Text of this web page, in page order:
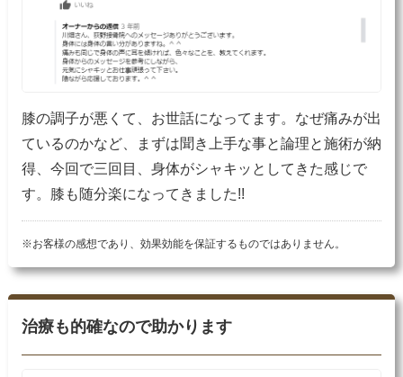
膝の調子が悪くて、お世話になってます。なぜ痛みが出
ているのかなど、まずは聞き上手な事と論理と施術が納
得、今回で三回目、身体がシャキッとしてきた感じで
す。膝も随分楽になってきました!!
※お客様の感想であり、効果効能を保証するものではありません。
治療も的確なので助かります